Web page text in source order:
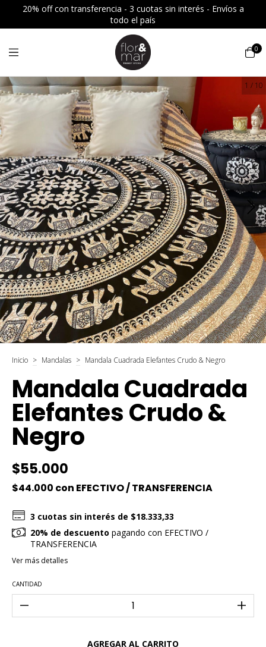
20% off con transferencia - 3 cuotas sin interés - Envíos a
todo el país
0
1 / 10
Inicio > Mandalas > Mandala Cuadrada Elefantes Crudo & Negro
Mandala Cuadrada
Elefantes Crudo &
Negro
$55.000
$44.000 con EFECTIVO / TRANSFERENCIA
3 cuotas sin interés de $18.333,33
20% de descuento pagando con EFECTIVO /
TRANSFERENCIA
Ver más detalles
CANTIDAD